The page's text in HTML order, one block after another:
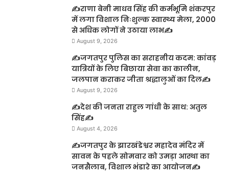
✍️राणा बेनी माधव सिंह की कर्मभूमि शंकरपुर
में लगा विशाल निःशुल्क स्वास्थ्य मेला, 2000
से अधिक लोगों ने उठाया लाभ✍️
August 9, 2026
✍️जगतपुर पुलिस का सराहनीय कदम: कांवड़
यात्रियों के लिए बिछाया सेवा का कालीन,
जलपान कराकर जीता श्रद्धालुओं का दिल✍️
August 9, 2026
✍️देश की जनता राहुल गांधी के साथ: अतुल
सिंह✍️
August 4, 2026
✍️जगतपुर के झारखंडेश्वर महादेव मंदिर में
सावन के पहले सोमवार को उमड़ा आस्था का
जनसैलाब, विशाल भंडारे का आयोजन✍️